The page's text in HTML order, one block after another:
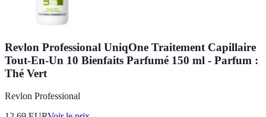
Revlon Professional UniqOne Traitement Capillaire
Tout-En-Un 10 Bienfaits Parfumé 150 ml - Parfum :
Thé Vert
Revlon Professional